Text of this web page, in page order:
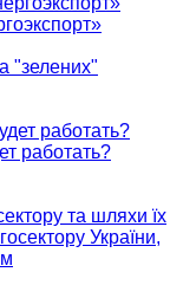
"зелених"
работать?
та шляхи їх
України,